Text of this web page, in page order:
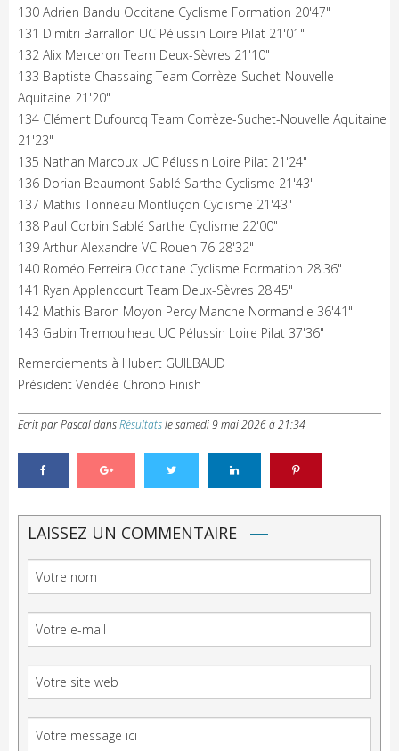
130 Adrien Bandu Occitane Cyclisme Formation 20'47"
131 Dimitri Barrallon UC Pélussin Loire Pilat 21'01"
132 Alix Merceron Team Deux-Sèvres 21'10"
133 Baptiste Chassaing Team Corrèze-Suchet-Nouvelle
Aquitaine 21'20"
134 Clément Dufourcq Team Corrèze-Suchet-Nouvelle Aquitaine
21'23"
135 Nathan Marcoux UC Pélussin Loire Pilat 21'24"
136 Dorian Beaumont Sablé Sarthe Cyclisme 21'43"
137 Mathis Tonneau Montluçon Cyclisme 21'43"
138 Paul Corbin Sablé Sarthe Cyclisme 22'00"
139 Arthur Alexandre VC Rouen 76 28'32"
140 Roméo Ferreira Occitane Cyclisme Formation 28'36"
141 Ryan Applencourt Team Deux-Sèvres 28'45"
142 Mathis Baron Moyon Percy Manche Normandie 36'41"
143 Gabin Tremoulheac UC Pélussin Loire Pilat 37'36"
Remerciements à Hubert GUILBAUD
Président Vendée Chrono Finish
Ecrit par PascaldansRésultatslesamedi 9 mai 2026 à 21:34
LAISSEZ UN COMMENTAIRE